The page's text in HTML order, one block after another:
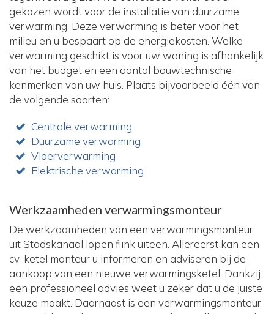
gekozen wordt voor de installatie van duurzame
verwarming. Deze verwarming is beter voor het
milieu en u bespaart op de energiekosten. Welke
verwarming geschikt is voor uw woning is afhankelijk
van het budget en een aantal bouwtechnische
kenmerken van uw huis. Plaats bijvoorbeeld één van
de volgende soorten:
Centrale verwarming
Duurzame verwarming
Vloerverwarming
Elektrische verwarming
Werkzaamheden verwarmingsmonteur
De werkzaamheden van een verwarmingsmonteur
uit Stadskanaal lopen flink uiteen. Allereerst kan een
cv-ketel monteur u informeren en adviseren bij de
aankoop van een nieuwe verwarmingsketel. Dankzij
een professioneel advies weet u zeker dat u de juiste
keuze maakt. Daarnaast is een verwarmingsmonteur